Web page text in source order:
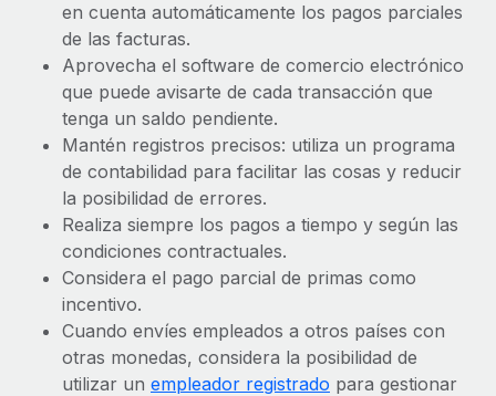
en cuenta automáticamente los pagos parciales
de las facturas.
Aprovecha el software de comercio electrónico
que puede avisarte de cada transacción que
tenga un saldo pendiente.
Mantén registros precisos: utiliza un programa
de contabilidad para facilitar las cosas y reducir
la posibilidad de errores.
Realiza siempre los pagos a tiempo y según las
condiciones contractuales.
Considera el pago parcial de primas como
incentivo.
Cuando envíes empleados a otros países con
otras monedas, considera la posibilidad de
utilizar un empleador registrado para gestionar